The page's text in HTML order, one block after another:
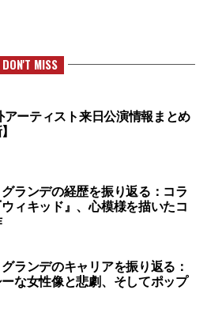
DON'T MISS
アーティスト来日公演情報まとめ
ランデの経歴を振り返る：コラ
ィキッド』、心模様を描いたコ
ランデのキャリアを振り返る：
な女性像と悲劇、そしてポップ